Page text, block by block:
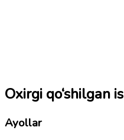
Oxirgi qo‘shilgan
Ayollar